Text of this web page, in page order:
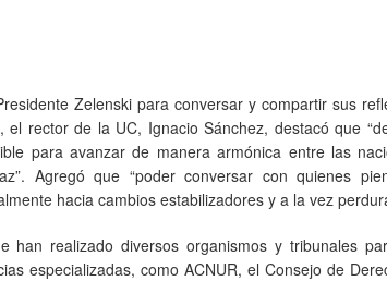
Zelenski para conversar y compartir sus
el rector de la UC, Ignacio Sánchez, destacó que
para avanzar de manera armónica entre las
Agregó que “poder conversar con quienes
hacia cambios estabilizadores y a la vez
han realizado diversos organismos y tribunales
especializadas, como ACNUR, el Consejo de